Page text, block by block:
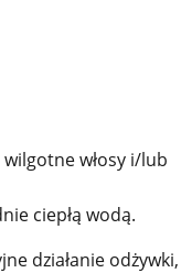
włosy i/lub
ciepłą wodą.
działanie odżywki,